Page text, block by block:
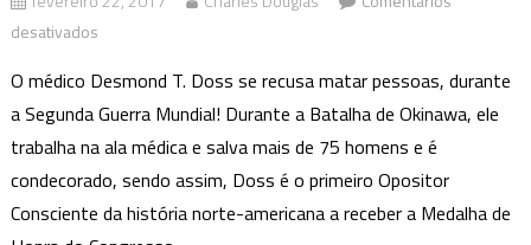
desativadosem
Até
o
Último
Homem
O médico Desmond T. Doss se recusa matar pessoas, durante
a Segunda Guerra Mundial! Durante a Batalha de Okinawa, ele
trabalha na ala médica e salva mais de 75 homens e é
condecorado, sendo assim, Doss é o primeiro Opositor
Consciente da história norte-americana a receber a Medalha de